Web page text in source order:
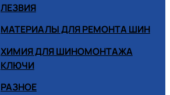
ЛЕЗВИЯ
МАТЕРИАЛЫ ДЛЯ РЕМОНТА ШИН
ХИМИЯ ДЛЯ ШИНОМОНТАЖА
КЛЮЧИ
РАЗНОЕ